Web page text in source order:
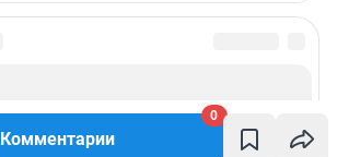
Комментарии
0